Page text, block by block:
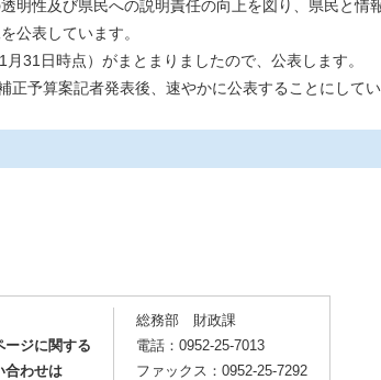
性及び県民への説明責任の向上を図り、県民と情
公表しています。
31日時点）がまとまりましたので、公表します。
予算案記者発表後、速やかに公表することにしてい
ージに関する
合わせは
総務部 財政課
電話：0952-25-7013
ファックス：0952-25-7292